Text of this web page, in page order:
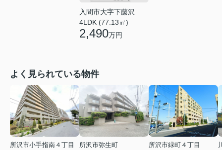
入間市大字下藤沢
4LDK (77.13㎡)
2,490万円
よく見られている物件
所沢市小手指南４丁目
所沢市弥生町
所沢市緑町４丁目